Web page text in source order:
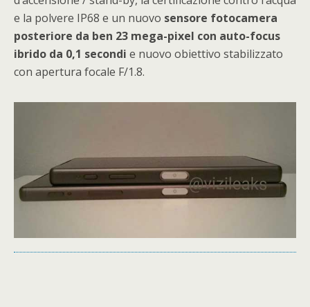
e la polvere IP68 e un nuovo sensore fotocamera
posteriore da ben 23 mega-pixel con auto-focus
ibrido da 0,1 secondi e nuovo obiettivo stabilizzato
con apertura focale F/1.8.